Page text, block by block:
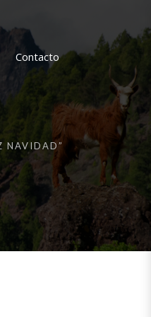
Contacto
NAVIDAD”